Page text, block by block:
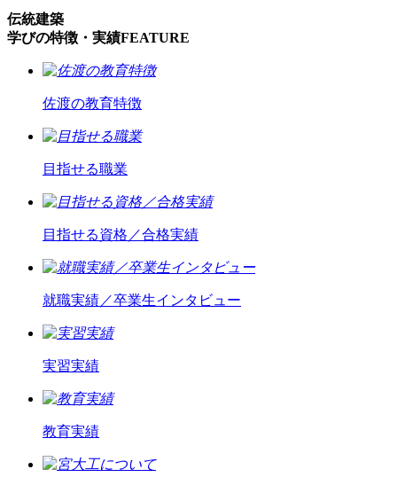
伝統建築
学びの特徴・実績FEATURE
佐渡の教育特徴
目指せる職業
目指せる資格／合格実績
就職実績／卒業生インタビュー
実習実績
教育実績